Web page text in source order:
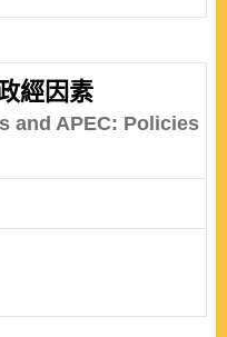
hinges on the
comparative case
Media Group and
t..
經因素
and APEC: Policies